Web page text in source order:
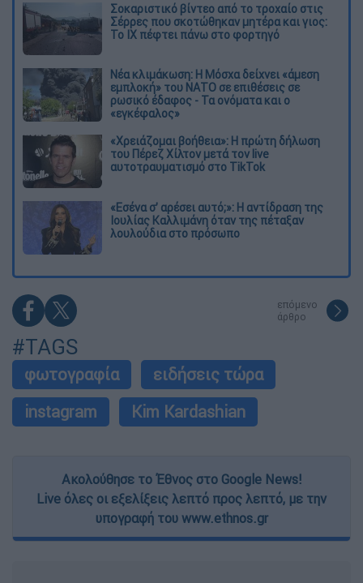
Σοκαριστικό βίντεο από το τροχαίο στις
Σέρρες που σκοτώθηκαν μητέρα και γιος:
Το ΙΧ πέφτει πάνω στο φορτηγό
Νέα κλιμάκωση: Η Μόσχα δείχνει «άμεση
εμπλοκή» του ΝΑΤΟ σε επιθέσεις σε
ρωσικό έδαφος - Τα ονόματα και ο
«εγκέφαλος»
«Χρειάζομαι βοήθεια»: Η πρώτη δήλωση
του Πέρεζ Χίλτον μετά τον live
αυτοτραυματισμό στο TikTok
«Εσένα σ’ αρέσει αυτό;»: Η αντίδραση της
Ιουλίας Καλλιμάνη όταν της πέταξαν
λουλούδια στο πρόσωπο
επόμενο
άρθρο
#TAGS
φωτογραφία
ειδήσεις τώρα
instagram
Kim Kardashian
Ακολούθησε το Έθνος στο Google News!
Live όλες οι εξελίξεις λεπτό προς λεπτό, με την
υπογραφή του www.ethnos.gr